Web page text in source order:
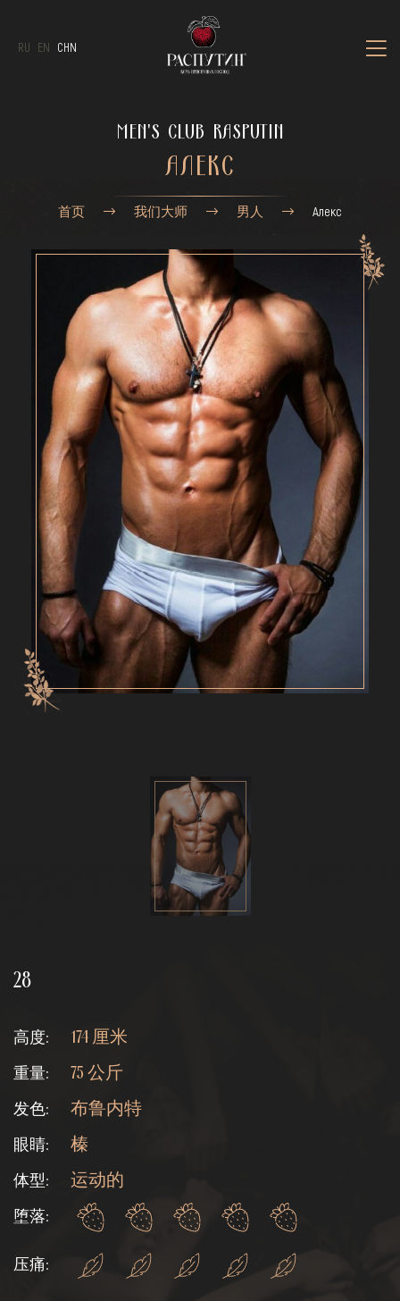
RU EN CHN
MEN'S CLUB RASPUTIN
АЛЕКС
首页 我们大师 男人 Алекс
28
高度: 174 厘米
重量: 75 公斤
发色: 布鲁内特
眼睛: 榛
体型: 运动的
堕落:
压痛: